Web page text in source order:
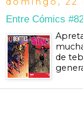
Entre Cómics
de